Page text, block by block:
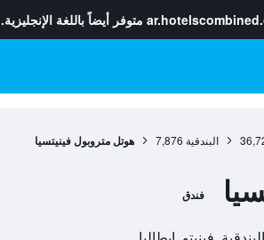
متوفر أيضاً باللغة الإنجليزية.
البندقية 7,876 هوتل متروبول فينيتسيا
فندق